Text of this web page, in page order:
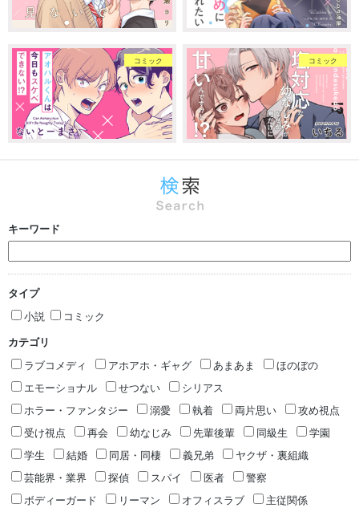
コミック コミック
キーワード
タイプ
小説
コミック
カテゴリ
ラブコメディ
アホアホ・ギャグ あまあま
ほのぼの
エモーショナル
せつない
シリアス
ホラー・ファンタジー
溺愛 執着 両片思い
攻め視点
受け視点
再会 幼なじみ 先輩後輩 同級生
学園
学生
結婚 同居・同棲 義兄弟
ヤクザ・裏組織
芸能界・業界
探偵 スパイ 医者
警察
ボディーガード
リーマン オフィスラブ
主従関係